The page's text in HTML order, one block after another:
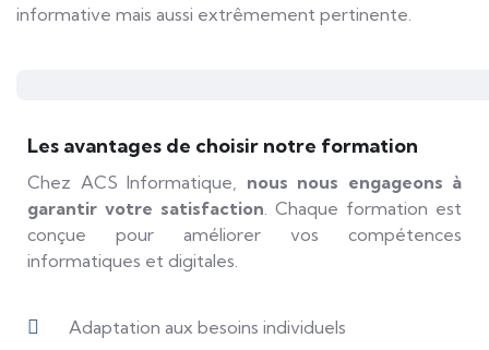
informative mais aussi extrêmement pertinente.
Les avantages de choisir notre formation
Chez ACS Informatique, nous nous engageons à
garantir votre satisfaction. Chaque formation est
conçue pour améliorer vos compétences
informatiques et digitales.
Adaptation aux besoins individuels